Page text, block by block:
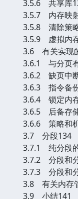
3.5.6 共享库
3.5.7 内存映
3.5.8 清除策
3.5.9 虚拟内
3.6 有关实现
3.6.1 与分页
3.6.2 缺页中
3.6.3 指令备
3.6.4 锁定内
3.6.5 后备存
3.6.6 策略和
3.7 分段134
3.7.1 纯分段
3.7.2 分段和
3.7.3 分段和
3.8 有关内存
3.9 小结141